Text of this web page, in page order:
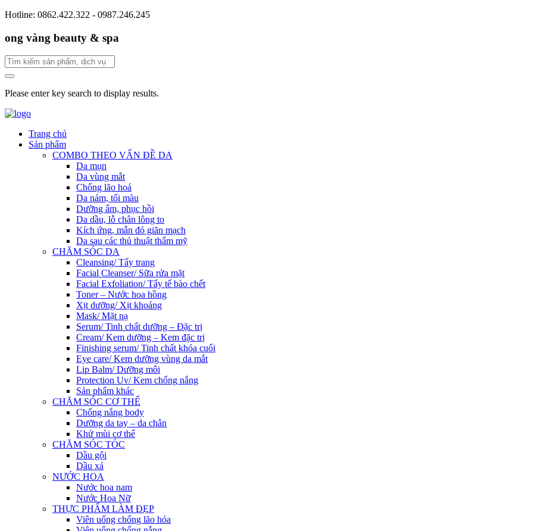
Hotline: 0862.422.322 - 0987.246.245
ong vàng beauty & spa
Please enter key search to display results.
Trang chủ
Sản phẩm
COMBO THEO VẤN ĐỀ DA
Da mụn
Da vùng mắt
Chống lão hoá
Da nám, tối màu
Dưỡng ẩm, phục hồi
Da dầu, lỗ chân lông to
Kích ứng, mẫn đỏ giãn mạch
Da sau các thủ thuật thẩm mỹ
CHĂM SÓC DA
Cleansing/ Tẩy trang
Facial Cleanser/ Sữa rửa mặt
Facial Exfoliation/ Tẩy tế bào chết
Toner – Nước hoa hồng
Xịt dưỡng/ Xịt khoáng
Mask/ Mặt nạ
Serum/ Tinh chất dưỡng – Đặc trị
Cream/ Kem dưỡng – Kem đặc trị
Finishing serum/ Tinh chất khóa cuối
Eye care/ Kem dưỡng vùng da mắt
Lip Balm/ Dưỡng môi
Protection Uv/ Kem chống nắng
Sản phẩm khác
CHĂM SÓC CƠ THỂ
Chống nắng body
Dưỡng da tay – da chân
Khử mùi cơ thể
CHĂM SÓC TÓC
Dầu gội
Dầu xả
NƯỚC HOA
Nước hoa nam
Nước Hoa Nữ
THỰC PHẨM LÀM ĐẸP
Viên uống chống lão hóa